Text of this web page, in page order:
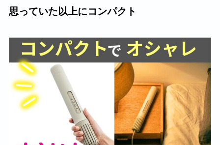
思っていた以上にコンパクト